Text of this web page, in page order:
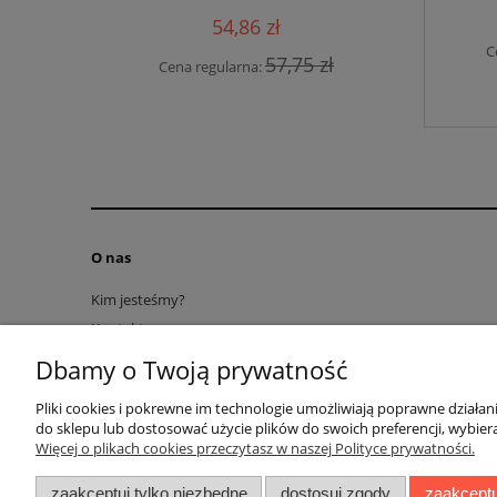
54,86 zł
Cena regularna:57,75 zł
O nas
Kim jesteśmy?
Kontakt
RODO obowiązek informacyjny
Blog
Regulamin
Dbamy o Twoją prywatność
Pliki cookies i pokrewne im technologie umożliwiają poprawne
do sklepu lub dostosować użycie plików do swoich preferencji,
Więcej o plikach cookies przeczytasz w naszej Polityce prywatności.
zaakceptuj tylko niezbędne dostosuj zgody